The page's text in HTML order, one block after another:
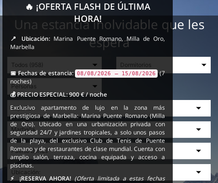
Una estancia inolvidable que les
espera
🔥 ¡OFERTA FLASH DE ÚLTIMA
HORA!
📍 Ubicación: Marina Puente Romano, Milla de Oro,
Marbella
📅 Fechas de estancia: 08/08/2026 – 15/08/2026 (7
noches)
💰 PRECIO ESPECIAL:900 € / noche
Exclusivo apartamento de lujo en la zona más
prestigiosa de Marbella: Marina Puente Romano (Milla
de Oro). Ubicado en una urbanización privada con
seguridad 24/7 y jardines tropicales, a solo unos pasos
de la playa, del exclusivo Club de Tenis de Puente
Romano y de restaurantes de clase mundial. Cuenta con
amplio salón, terraza, cocina equipada y acceso a
piscinas.
⚡ ¡RESERVA AHORA! (Oferta limitada a estas fechas